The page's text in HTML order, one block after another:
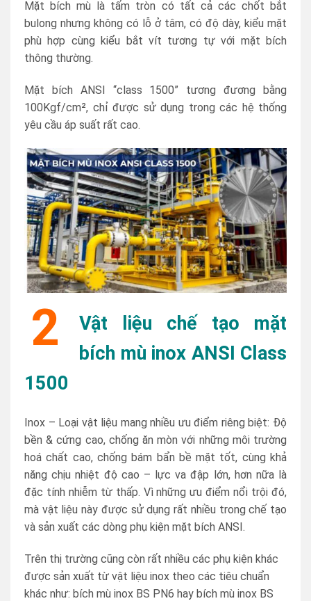
Mặt bích mù là tấm tròn có tất cả các chốt bắt
bulong nhưng không có lỗ ở tâm, có độ dày, kiểu mặt
phù hợp cùng kiểu bắt vít tương tự với mặt bích
thông thường.
Mặt bích ANSI “class 1500” tương đương bằng
100Kgf/cm², chỉ được sử dụng trong các hệ thống
yêu cầu áp suất rất cao.
2
Vật liệu chế tạo mặt
bích mù inox ANSI Class
1500
Inox – Loại vật liệu mang nhiều ưu điểm riêng biệt: Độ
bền & cứng cao, chống ăn mòn với những môi trường
hoá chất cao, chống bám bẩn bề mặt tốt, cùng khả
năng chịu nhiệt độ cao – lực va đập lớn, hơn nữa là
đặc tính nhiễm từ thấp. Vì những ưu điểm nổi trội đó,
mà vật liệu này được sử dụng rất nhiều trong chế tạo
và sản xuất các dòng phụ kiện mặt bích ANSI.
Trên thị trường cũng còn rất nhiều các phụ kiện khác
được sản xuất từ vật liệu inox theo các tiêu chuẩn
khác như: bích mù inox BS PN6 hay bích mù inox BS